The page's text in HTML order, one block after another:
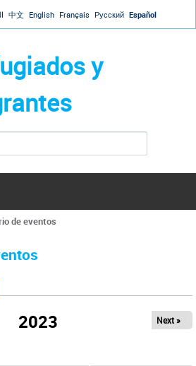
Jump to navigation
中文 English Français Русский Español
y
de eventos
2023 Next »